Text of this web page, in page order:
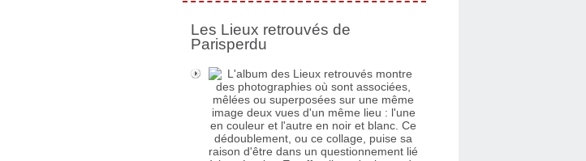
Les Lieux retrouvés de
Parisperdu